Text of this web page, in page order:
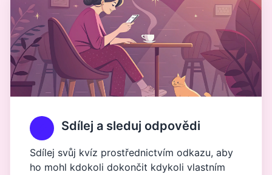
Sdílej a sleduj odpovědi
Sdílej svůj kvíz prostřednictvím odkazu, aby
ho mohl kdokoli dokončit kdykoli vlastním